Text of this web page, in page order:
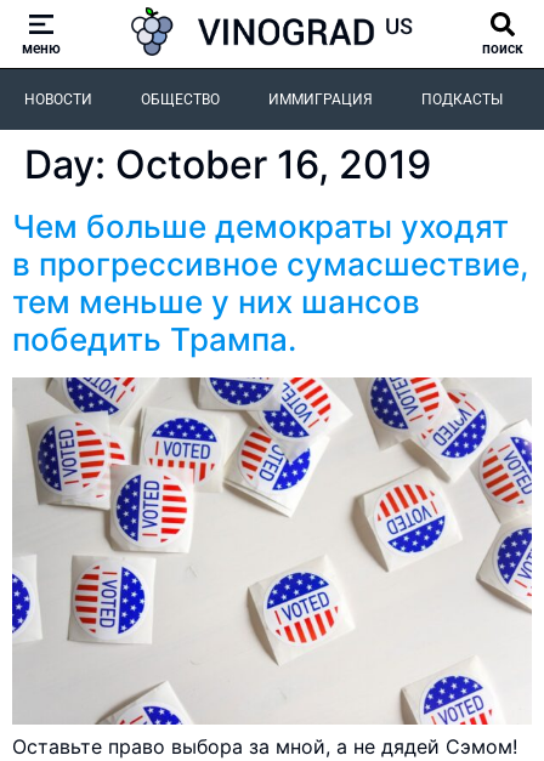
меню поиск
НОВОСТИ ОБЩЕСТВО ИММИГРАЦИЯ ПОДКАСТЫ
Day: October 16, 2019
Чем больше демократы уходят
в прогрессивное сумасшествие,
тем меньше у них шансов
победить Трампа.
Оставьте право выбора за мной, а не дядей Сэмом!